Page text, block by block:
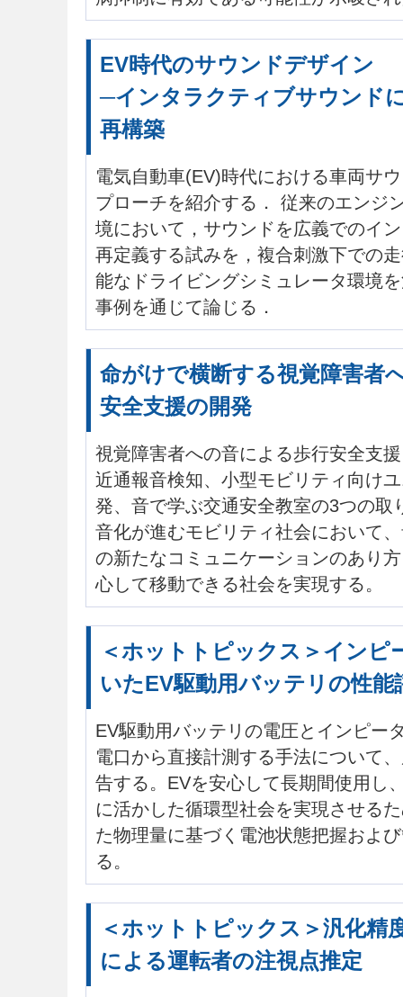
EV時代のサウンドデザイン
─インタラクティブサウンド
再構築
電気自動車(EV)時代における車両サ
プローチを紹介する． 従来のエンジ
境において，サウンドを広義でのイ
再定義する試みを，複合刺激下での
能なドライビングシミュレータ環境
事例を通じて論じる．
命がけで横断する視覚障害者
安全支援の開発
視覚障害者への音による歩行安全支
近通報音検知、小型モビリティ向け
発、音で学ぶ交通安全教室の3つの取
音化が進むモビリティ社会において
の新たなコミュニケーションのあり
心して移動できる社会を実現する。
＜ホットトピックス＞インピ
いたEV駆動用バッテリの性能
EV駆動用バッテリの電圧とインピー
電口から直接計測する手法について
告する。EVを安心して長期間使用し
に活かした循環型社会を実現させる
た物理量に基づく電池状態把握およ
る。
＜ホットトピックス＞汎化精
による運転者の注視点推定